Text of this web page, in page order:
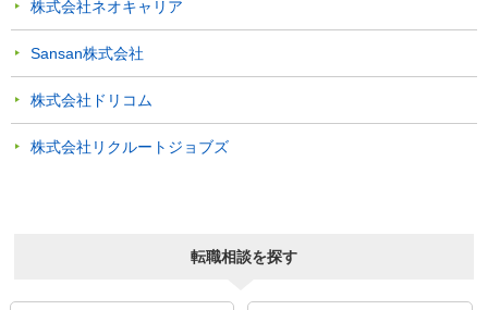
株式会社ネオキャリア
Sansan株式会社
株式会社ドリコム
株式会社リクルートジョブズ
転職相談を探す